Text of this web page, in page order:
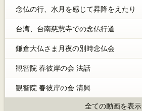
念仏の行、水月を感じて昇降をえたり
台湾、台南慈慧寺での念仏行道
鎌倉大仏さま月夜の別時念仏会
観智院 春彼岸の会 法話
観智院 春彼岸の会 清興
全ての動画を表示